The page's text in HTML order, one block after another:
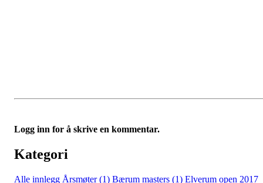
Logg inn for å skrive en kommentar.
Kategori
Alle innlegg Årsmøter (1) Bærum masters (1) Elverum open 2017